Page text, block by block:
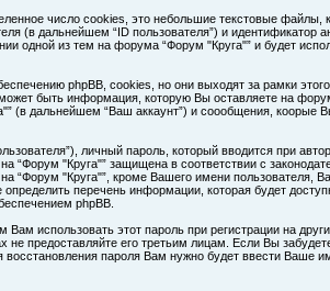
число cookies, это небольшие текстовые файлы,
(в дальнейшем “ID пользователя”) и идентификатор
одной из тем на форума “Форум "Круга"” и будет
phpBB, cookies, но они выходят за рамки
быть информация, которую Вы оставляете на
(в дальнейшем “Ваш аккаунт”) и соообщения, коорые
личный пароль, который вводится при
"Круга"” защищена в соответствии с
“Форум "Круга"”, кроме Вашего имени пользователя,
перечень информации, которая будет
phpBB.
использовать этот пароль при регистрации на
предоставляйте его третьим лицам. Если Вы
пароля Вам нужно будет ввести Ваше